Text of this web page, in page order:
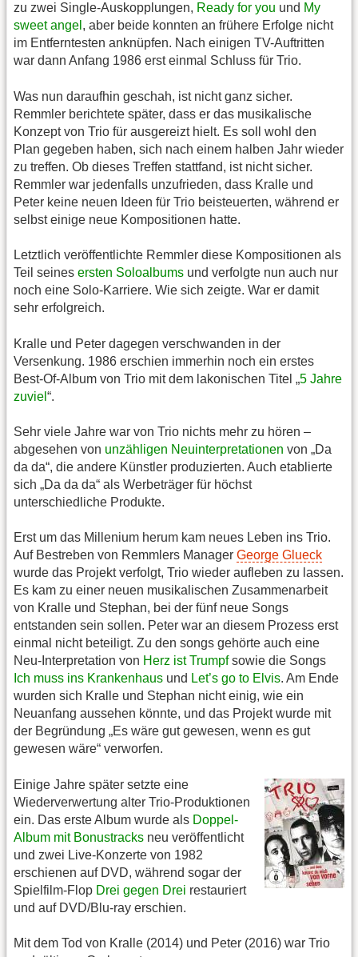
zu zwei Single-Auskopplungen, Ready for you und My
sweet angel , aber beide konnten an frühere Erfolge nicht
im Entferntesten anknüpfen. Nach einigen TV-Auftritten
war dann Anfang 1986 erst einmal Schluss für Trio.
Was nun daraufhin geschah, ist nicht ganz sicher.
Remmler berichtete später, dass er das musikalische
Konzept von Trio für ausgereizt hielt. Es soll wohl den
Plan gegeben haben, sich nach einem halben Jahr wieder
zu treffen. Ob dieses Treffen stattfand, ist nicht sicher.
Remmler war jedenfalls unzufrieden, dass Kralle und
Peter keine neuen Ideen für Trio beisteuerten, während er
selbst einige neue Kompositionen hatte.
Letztlich veröffentlichte Remmler diese Kompositionen als
Teil seines ersten Soloalbums und verfolgte nun auch nur
noch eine Solo-Karriere. Wie sich zeigte. War er damit
sehr erfolgreich.
Kralle und Peter dagegen verschwanden in der
Versenkung. 1986 erschien immerhin noch ein erstes
Best-Of-Album von Trio mit dem lakonischen Titel „5 Jahre
zuviel “.
Sehr viele Jahre war von Trio nichts mehr zu hören –
abgesehen von unzähligen Neuinterpretationen von „Da
da da“, die andere Künstler produzierten. Auch etablierte
sich „Da da da“ als Werbeträger für höchst
unterschiedliche Produkte.
Erst um das Millenium herum kam neues Leben ins Trio.
Auf Bestreben von Remmlers Manager George Glueck
wurde das Projekt verfolgt, Trio wieder aufleben zu lassen.
Es kam zu einer neuen musikalischen Zusammenarbeit
von Kralle und Stephan, bei der fünf neue Songs
entstanden sein sollen. Peter war an diesem Prozess erst
einmal nicht beteiligt. Zu den songs gehörte auch eine
Neu-Interpretation von Herz ist Trumpfsowie die Songs
Ich muss ins Krankenhaus und Let’s go to Elvis. Am Ende
wurden sich Kralle und Stephan nicht einig, wie ein
Neuanfang aussehen könnte, und das Projekt wurde mit
der Begründung „Es wäre gut gewesen, wenn es gut
gewesen wäre“ verworfen.
Einige Jahre später setzte eine
Wiederverwertung alter Trio-Produktionen
ein. Das erste Album wurde als Doppel-
Album mit Bonustracks neu veröffentlicht
und zwei Live-Konzerte von 1982
erschienen auf DVD, während sogar der
Spielfilm-Flop Drei gegen Drei restauriert
und auf DVD/Blu-ray erschien.
Mit dem Tod von Kralle (2014) und Peter (2016) war Trio